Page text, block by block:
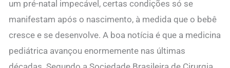
um pré-natal impecável, certas condições só se
manifestam após o nascimento, à medida que o bebê
cresce e se desenvolve. A boa notícia é que a medicina
pediátrica avançou enormemente nas últimas